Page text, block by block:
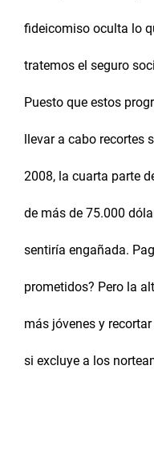
fideicomiso oculta lo
tratemos el seguro
Puesto que estos
llevar a cabo recortes
2008, la cuarta parte
de más de 75.000
sentiría engañada.
prometidos? Pero la
más jóvenes y
si excluye a los